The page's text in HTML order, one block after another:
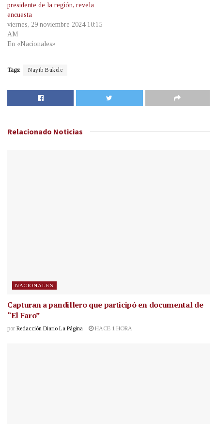
presidente de la región, revela
encuesta
viernes, 29 noviembre 2024 10:15
AM
En «Nacionales»
Tags: Nayib Bukele
Relacionado Noticias
NACIONALES
Capturan a pandillero que participó en documental de
“El Faro”
por Redacción Diario La Página HACE 1 HORA